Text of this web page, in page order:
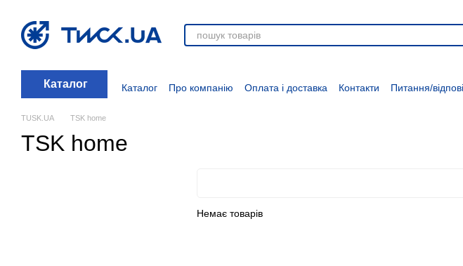
Каталог Каталог Про компанію Оплата і доставка Контакти Питання/
TUSK.UA TSK home
TSK home
Немає товарів